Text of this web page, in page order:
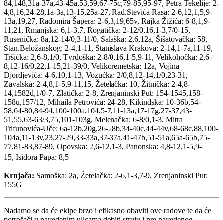
84,148,31a-37a,43-45a,53,59,67-75c,79-85,95-97, Petra Tekelije: 2-
4,8,16,24-28,1a-3a,13-15,25a-27, Rad.Stevića Rasa: 2-6,12,1,5,9-
13a,19,27, Radomira Šapera: 2-6,3,19,65v, Rajka Žižića: 6-8,1,9-
11,21, Rmanjska: 6,1-3,7, Rogatička: 2-12/0,16,1-3,7/0-15,
Rusenička: 8a,12-14/0,3-11/0, Salaška: 2,6,12a, Šišatovačka: 58,
Stan.Beložanskog: 2-4,1-11, Stanislava Krakova: 2-14,1-7a,11-19,
Tršićka: 2,6-8,1/0, Tvrdoška: 2-8/0,16,1-5,9-11, Velikohočka: 2,6-
8,12-16/0,22,1-15,21-39/0, Velikoremetska: 12a, Vojina
Djordjevića: 4-6,10,1-13, Vozućka: 2/0,8,12-14,1/0,23-31,
Zavalska: 2-4,8,1-5,9-11,15, Žetelačka: 10, Žitnička: 2-4,8-
14,1582d,1/0-7, Zlatička: 2-8, Zrenjaninski Put: 154-1545,158-
158u,157/12, Mihaila Petrovića: 24-28, Kikindska: 10-36b,54-
58,64-80,84-94,100-100a,104,5-7,11-13a,17-17g,27-37,43-
51,55,63-63/3,75,101-103g, Melenačka: 6-8/0,1-3, Mitra
Trifunovića-Uče: 6a-12b,20g,26-28b,34-40c,44-44v,68-68c,88,100-
104a,11-13v,23,27-29,33-33a,37-37a,41-47b,51-51a,65a-65b,75-
77,81-83,87-89, Opovska: 2,6-12,1-3, Panonska: 4,8-12,1-5,9-
15, Isidora Papa: 8,5
Krnjača: Samoška: 2a, Žetelačka: 2-6,1-3,7-9, Zrenjaninski Put:
155G
Nadamo se da će ekipe brzo i efikasno obaviti ove radove te da će